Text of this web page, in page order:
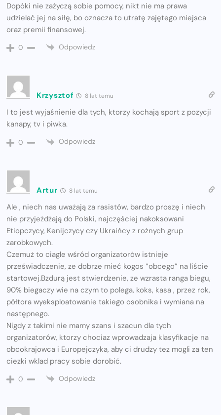
Dopóki nie zażyczą sobie pomocy, nikt nie ma prawa
udzielać jej na siłę, bo oznacza to utratę zajętego miejsca
oraz premii finansowej.
0 Odpowiedz
Krzysztof 8 lat temu
I to jest wyjaśnienie dla tych, ktorzy kochają sport z pozycji
kanapy, tv i piwka.
0 Odpowiedz
Artur 8 lat temu
Ale , niech nas uważają za rasistów, bardzo proszę i niech
nie przyjeżdżają do Polski, najczęściej nakoksowani
Etiopczycy, Kenijczycy czy Ukraińcy z rożnych grup
zarobkowych.
Czemuż to ciagle wśród organizatorów istnieje
przeświadczenie, ze dobrze mieć kogos “obcego” na liście
startowej.Bzdurą jest stwierdzenie, ze wzrasta ranga biegu,
90% biegaczy wie na czym to polega, koks, kasa , przez rok,
półtora wyeksploatowanie takiego osobnika i wymiana na
następnego.
Nigdy z takimi nie mamy szans i szacun dla tych
organizatorów, ktorzy chociaz wprowadzaja klasyfikacje na
obcokrajowca i Europejczyka, aby ci drudzy tez mogli za ten
ciezki wklad pracy sobie dorobić.
0 Odpowiedz